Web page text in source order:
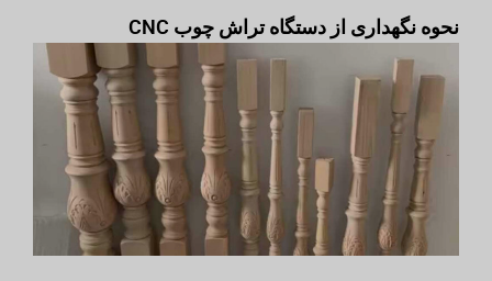
نحوه نگهداری از دستگاه تراش چوب CNC